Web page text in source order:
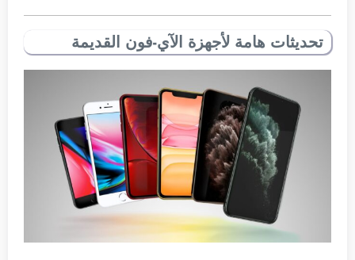
تحديثات هامة لأجهزة الآي-فون القديمة